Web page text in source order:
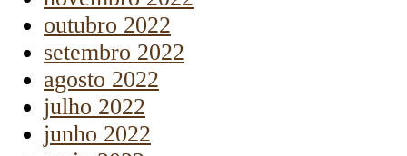
outubro 2022
setembro 2022
agosto 2022
julho 2022
junho 2022